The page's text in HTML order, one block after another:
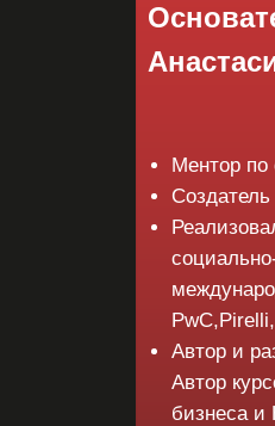
Ментор по
Автор и
Автор
бизнеса